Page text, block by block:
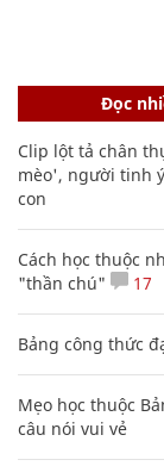
Đọc
Clip lột tả chân
mèo', người tinh
con
Cách học thuộc
"thần chú"
17
Bảng công thức
Mẹo học thuộc
câu nói vui vẻ